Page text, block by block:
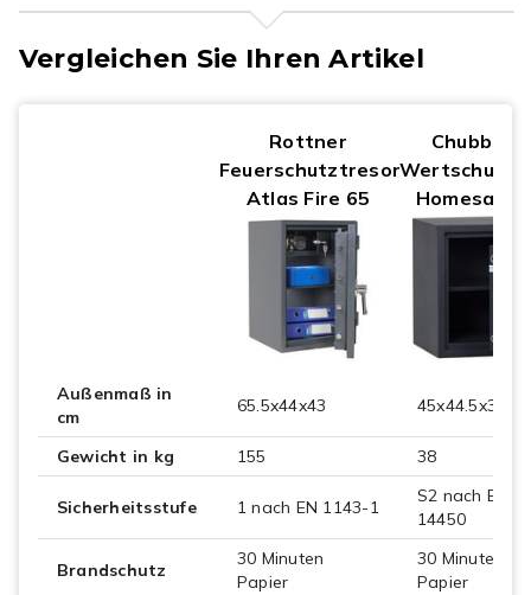
Vergleichen Sie Ihren Artikel
Rottner
Feuerschutztresor
Atlas Fire 65
Homesafe
Außenmaß in
cm
65.5x44x43 45x44.5x39
Gewicht in kg 155 38
Sicherheitsstufe 1 nach EN 1143-1
S2 nach EN
14450
Brandschutz
30 Minuten
Papier
30 Minuten
Papier